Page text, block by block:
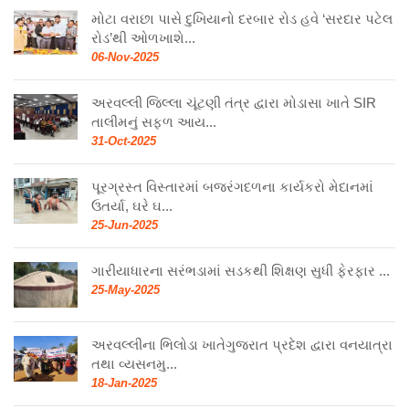
મોટા વરાછા પાસે દુખિયાનો દરબાર રોડ હવે ‘સરદાર પટેલ
રોડ’થી ઓળખાશે...
06-Nov-2025
અરવલ્લી જિલ્લા ચૂંટણી તંત્ર દ્વારા મોડાસા ખાતે SIR
તાલીમનું સફળ આય...
31-Oct-2025
પૂરગ્રસ્ત વિસ્તારમાં બજરંગદળના કાર્યકરો મેદાનમાં
ઉતર્યા, ઘરે ઘ...
25-Jun-2025
ગારીયાધારના સરંભડામાં સડકથી શિક્ષણ સુધી ફેરફાર ...
25-May-2025
અરવલ્લીના ભિલોડા ખાતેગુજરાત પ્રદેશ દ્વારા વનયાત્રા
તથા વ્યસનમુ...
18-Jan-2025